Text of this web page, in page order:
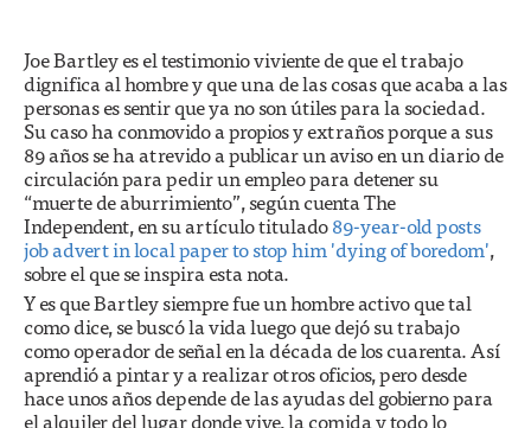
Joe Bartley es el testimonio viviente de que el trabajo
dignifica al hombre y que una de las cosas que acaba a las
personas es sentir que ya no son útiles para la sociedad.
Su caso ha conmovido a propios y extraños porque a sus
89 años se ha atrevido a publicar un aviso en un diario de
circulación para pedir un empleo para detener su
“muerte de aburrimiento”, según cuenta The
Independent, en su artículo titulado89-year-old posts
job advert in local paper to stop him 'dying of boredom',
sobre el que se inspira esta nota.
Y es que Bartley siempre fue un hombre activo que tal
como dice, se buscó la vida luego que dejó su trabajo
como operador de señal en la década de los cuarenta. Así
aprendió a pintar y a realizar otros oficios, pero desde
hace unos años depende de las ayudas del gobierno para
el alquiler del lugar donde vive, la comida y todo lo